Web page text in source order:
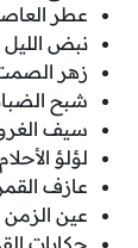
عطر
نبض
زهر
شبح
سيف
لؤلؤ
عازف
عين الزمن